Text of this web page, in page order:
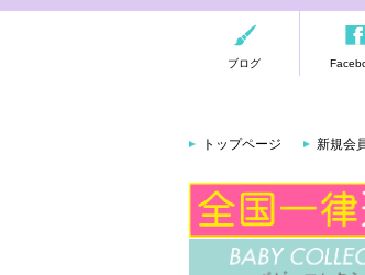
ブログ
トップページ 新規会